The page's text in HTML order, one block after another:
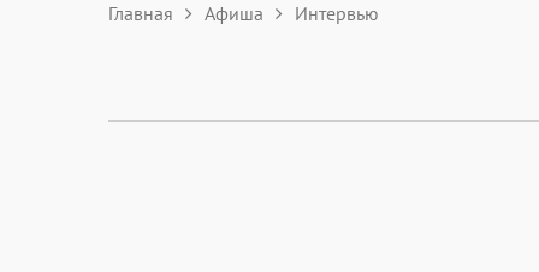
Главная Афиша Интервью